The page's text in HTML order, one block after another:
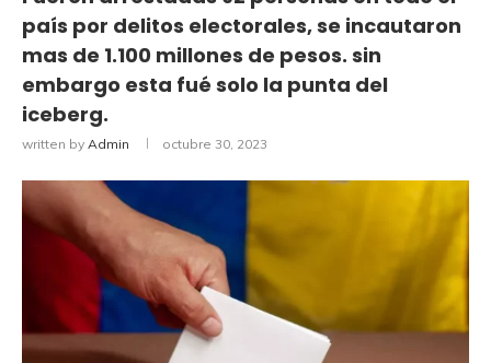
país por delitos electorales, se incautaron
mas de 1.100 millones de pesos. sin
embargo esta fué solo la punta del
iceberg.
written by Admin octubre 30, 2023